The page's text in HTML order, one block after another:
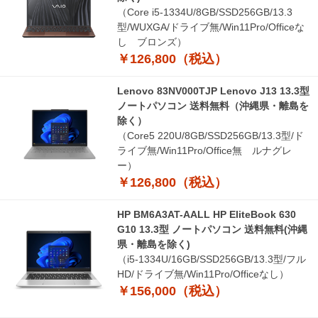
（Core i5-1334U/8GB/SSD256GB/13.3
型/WUXGA/ドライブ無/Win11Pro/Officeな
し ブロンズ）
￥126,800（税込）
Lenovo 83NV000TJP Lenovo J13 13.3型
ノートパソコン 送料無料（沖縄県・離島を
除く）
（Core5 220U/8GB/SSD256GB/13.3型/ド
ライブ無/Win11Pro/Office無 ルナグレ
ー）
￥126,800（税込）
HP BM6A3AT-AALL HP EliteBook 630
G10 13.3型 ノートパソコン 送料無料(沖縄
県・離島を除く)
（i5-1334U/16GB/SSD256GB/13.3型/フル
HD/ドライブ無/Win11Pro/Officeなし）
￥156,000（税込）